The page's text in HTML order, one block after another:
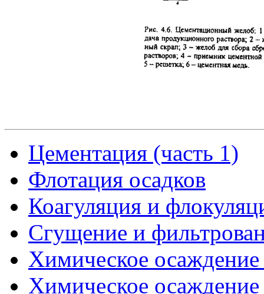
Цементация (часть 1)
Флотация осадков
Коагуляция и
Сгущение и
Химическое осаждение
Химическое осаждение